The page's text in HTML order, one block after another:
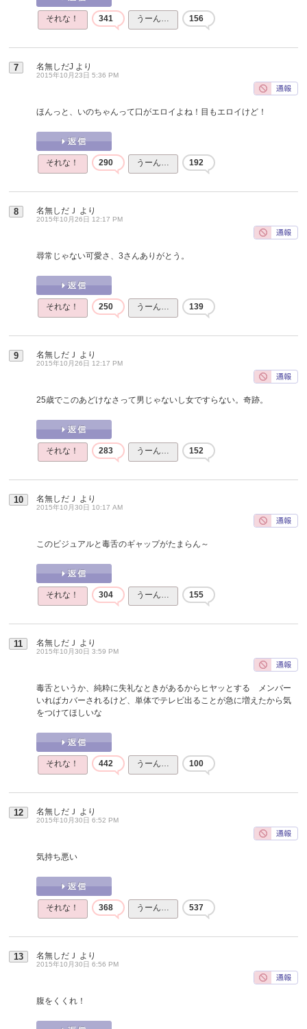
それな！ 341 うーん… 156
7 名無しだJ より
2015年10月23日 5:36 PM
ほんっと、いのちゃんって口がエロイよね！目もエロイけど！
それな！ 290 うーん… 192
8 名無しだＪ より
2015年10月26日 12:17 PM
尋常じゃない可愛さ、3さんありがとう。
それな！ 250 うーん… 139
9 名無しだＪ より
2015年10月26日 12:17 PM
25歳でこのあどけなさって男じゃないし女ですらない。奇跡。
それな！ 283 うーん… 152
10 名無しだＪ より
2015年10月30日 10:17 AM
このビジュアルと毒舌のギャップがたまらん～
それな！ 304 うーん… 155
11 名無しだＪ より
2015年10月30日 3:59 PM
毒舌というか、純粋に失礼なときがあるからヒヤッとする メンバー
いればカバーされるけど、単体でテレビ出ることが急に増えたから気
をつけてほしいな
それな！ 442 うーん… 100
12 名無しだＪ より
2015年10月30日 6:52 PM
気持ち悪い
それな！ 368 うーん… 537
13 名無しだＪ より
2015年10月30日 6:56 PM
腹をくくれ！